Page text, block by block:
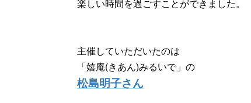
楽しい時間を過ごすことができました。
主催していただいたのは
「嬉庵(きあん)みるいで」の
松島明子さん